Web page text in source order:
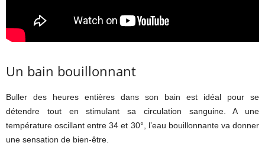
Un bain bouillonnant
Buller des heures entières dans son bain est idéal pour se
détendre tout en stimulant sa circulation sanguine. A une
température oscillant entre 34 et 30°, l’eau bouillonnante va donner
une sensation de bien-être.